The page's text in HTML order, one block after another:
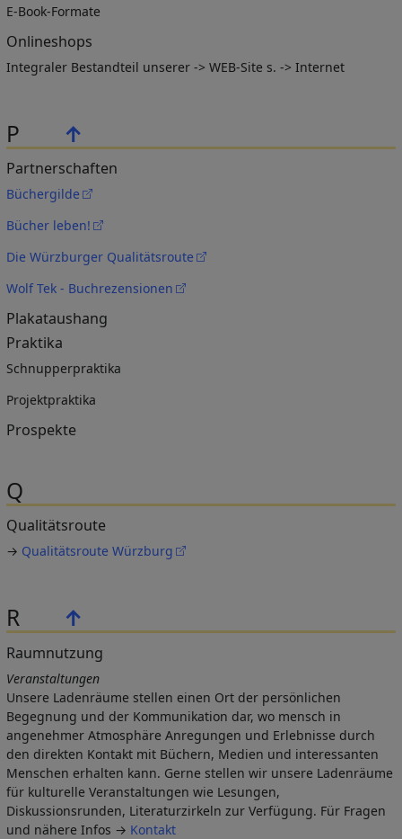
E-Book-Formate
Onlineshops
Integraler Bestandteil unserer -> WEB-Site s. -> Internet
P ↑
Partnerschaften
Büchergilde
Bücher leben!
Die Würzburger Qualitätsroute
Wolf Tek - Buchrezensionen
Plakataushang
Praktika
Schnupperpraktika
Projektpraktika
Prospekte
Q
Qualitätsroute
→ Qualitätsroute Würzburg
R ↑
Raumnutzung
Veranstaltungen
Unsere Ladenräume stellen einen Ort der persönlichen
Begegnung und der Kommunikation dar, wo mensch in
angenehmer Atmosphäre Anregungen und Erlebnisse durch
den direkten Kontakt mit Büchern, Medien und interessanten
Menschen erhalten kann. Gerne stellen wir unsere Ladenräume
für kulturelle Veranstaltungen wie Lesungen,
Diskussionsrunden, Literaturzirkeln zur Verfügung. Für Fragen
und nähere Infos → Kontakt